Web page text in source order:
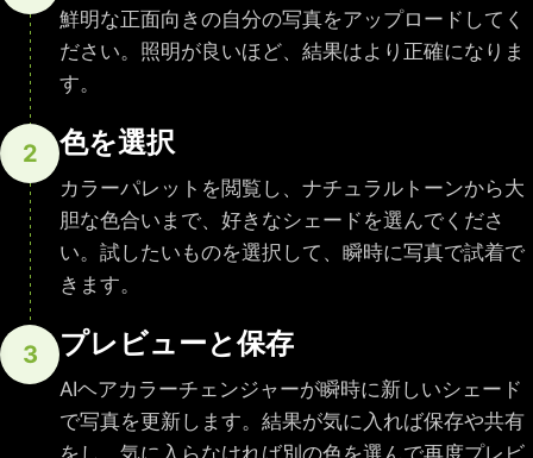
鮮明な正面向きの自分の写真をアップロードしてく
ださい。照明が良いほど、結果はより正確になりま
す。
2 色を選択
カラーパレットを閲覧し、ナチュラルトーンから大
胆な色合いまで、好きなシェードを選んでくださ
い。試したいものを選択して、瞬時に写真で試着で
きます。
3 プレビューと保存
AIヘアカラーチェンジャーが瞬時に新しいシェード
で写真を更新します。結果が気に入れば保存や共有
をし、気に入らなければ別の色を選んで再度プレビ